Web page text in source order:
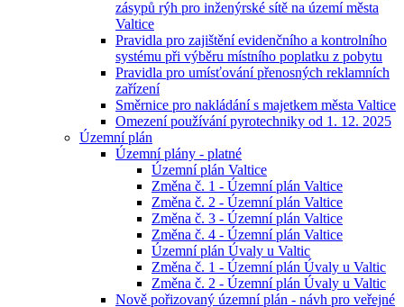
zásypů rýh pro inženýrské sítě na území města
Valtice
Pravidla pro zajištění evidenčního a kontrolního
systému při výběru místního poplatku z pobytu
Pravidla pro umísťování přenosných reklamních
zařízení
Směrnice pro nakládání s majetkem města Valtice
Omezení používání pyrotechniky od 1. 12. 2025
Územní plán
Územní plány - platné
Územní plán Valtice
Změna č. 1 - Územní plán Valtice
Změna č. 2 - Územní plán Valtice
Změna č. 3 - Územní plán Valtice
Změna č. 4 - Územní plán Valtice
Územní plán Úvaly u Valtic
Změna č. 1 - Územní plán Úvaly u Valtic
Změna č. 2 - Územní plán Úvaly u Valtic
Nově pořizovaný územní plán - návh pro veřejné